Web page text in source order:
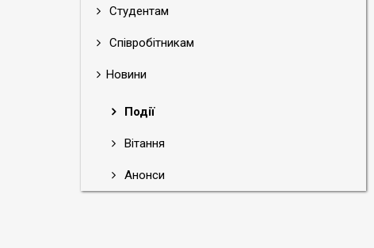
Студентам
Співробітникам
Новини
Події
Вітання
Анонси